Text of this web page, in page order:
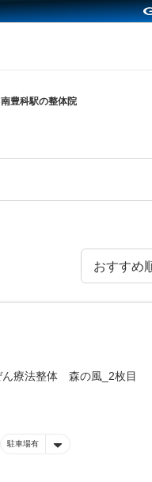
南豊科駅の整体院
駐車場有